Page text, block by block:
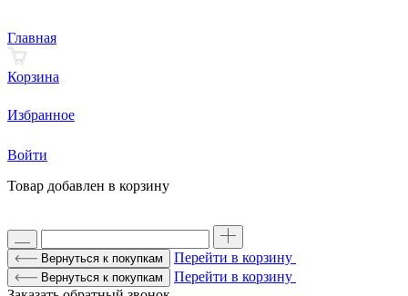
Главная
Корзина
Избранное
Войти
Товар добавлен в корзину
Вернуться к покупкам Перейти в корзину
Вернуться к покупкам
Перейти в корзину